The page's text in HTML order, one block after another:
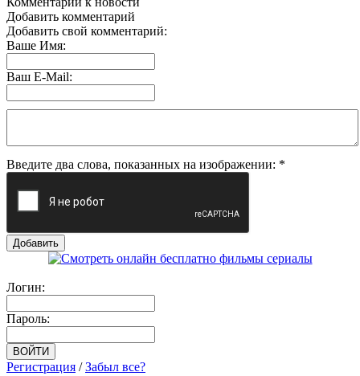
Добавить комментарий
Добавить свой комментарий:
Ваше Имя:
Ваш E-Mail:
Введите два слова, показанных на изображении: *
Логин:
Пароль:
Регистрация /Забыл все?